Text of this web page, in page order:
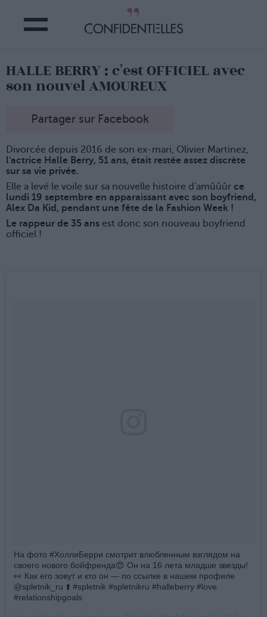
HALLE BERRY : c'est OFFICIEL avec
son nouvel AMOUREUX
Partager sur Facebook
Divorcée depuis 2016 de son ex-mari, Olivier Martinez,
l'actrice Halle Berry, 51 ans, était restée assez discrète
sur sa vie privée.
Elle a levé le voile sur sa nouvelle histoire d'amûûûr ce
lundi 19 septembre en apparaissant avec son boyfriend,
Alex Da Kid, pendant une fête de la Fashion Week !
Le rappeur de 35 ans est donc son nouveau boyfriend
officiel !
На фото #ХоллиБерри смотрит влюбленным взглядом на
своего нового бойфренда😍 Он на 16 лета младше звезды!
👀 Как его зовут и кто он — по ссылке в нашем профиле
@spletnik_ru ⬆️ #spletnik #spletnikru #halleberry #love
#relationshipgoals